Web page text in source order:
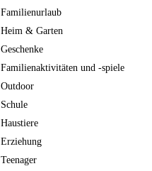
Familienurlaub
Heim & Garten
Geschenke
Familienaktivitäten und -spiele
Outdoor
Schule
Haustiere
Erziehung
Teenager